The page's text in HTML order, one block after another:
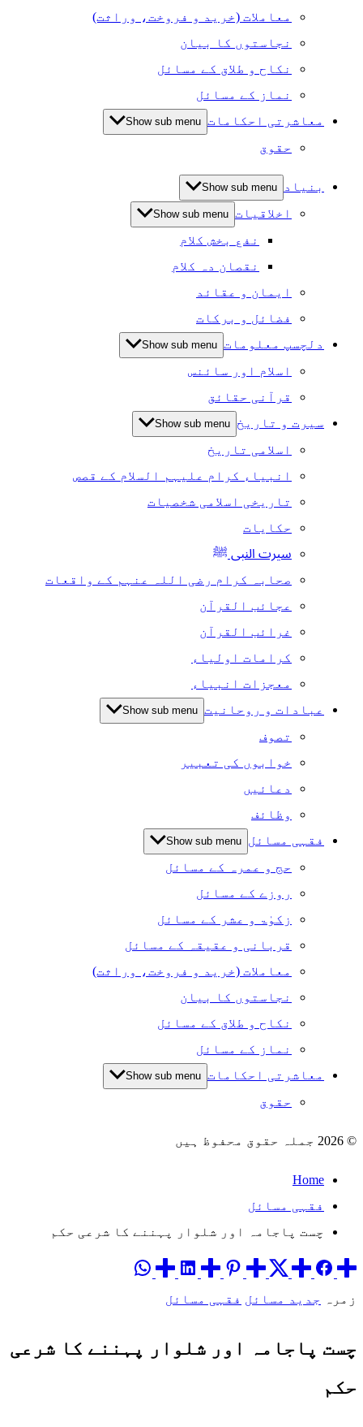
معاملات (خرید و فروخت، وراثت)
نجاستوں کا بیان
نکاح و طلاق کے مسائل
نماز کے مسائل
معاشرتی احکامات Show sub menu
حقوق
بنیاد Show sub menu
اخلاقیات Show sub menu
نفع بخش کلام
نقصان دہ کلام
ایمان و عقائد
فضائل و برکات
دلچسپ معلومات Show sub menu
اسلام اور سائنس
قرآنی حقائق
سیرت و تاریخ Show sub menu
اسلامی تاریخ
انبیاء کرام علیہم السلام کے قصص
تاریخی اسلامی شخصیات
حکایات
سیرت النبی ﷺ
صحابہ کرام رضی اللہ عنہم کے واقعات
عجائب القرآن
غرائب القرآن
کرامات اولیاء
معجزات انبیاء
عبادات و روحانیت Show sub menu
تصوف
خوابوں کی تعبیر
دعائیں
وظائف
فقہی مسائل Show sub menu
حج و عمرہ کے مسائل
روزے کے مسائل
زکوٰۃ و عشر کے مسائل
قربانی و عقیقہ کے مسائل
معاملات (خرید و فروخت، وراثت)
نجاستوں کا بیان
نکاح و طلاق کے مسائل
نماز کے مسائل
معاشرتی احکامات Show sub menu
حقوق
© 2026 جملہ حقوق محفوظ ہیں
Home
فقہی مسائل
چست پاجامہ اور شلوار پہننے کا شرعی حکم
زمرہ جدید مسائل فقہی مسائل
چست پاجامہ اور شلوار پہننے کا شرعی
حکم